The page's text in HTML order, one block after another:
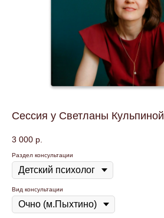
Сессия у Светланы Кульпиной
3 000 р.
Раздел консультации
Вид консультации